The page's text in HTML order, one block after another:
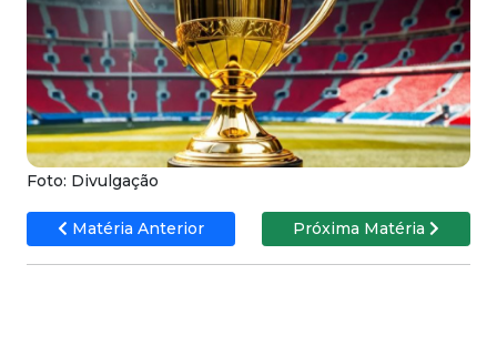
Foto: Divulgação
Matéria Anterior Próxima Matéria